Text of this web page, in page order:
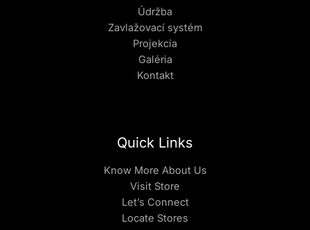
Údržba
Zavlažovací systém
Projekcia
Galéria
Kontakt
Quick Links
Know More About Us
Visit Store
Let’s Connect
Locate Stores